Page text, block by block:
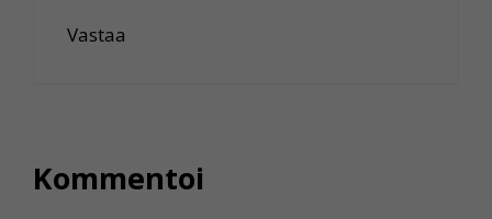
Vastaa
Kommentoi